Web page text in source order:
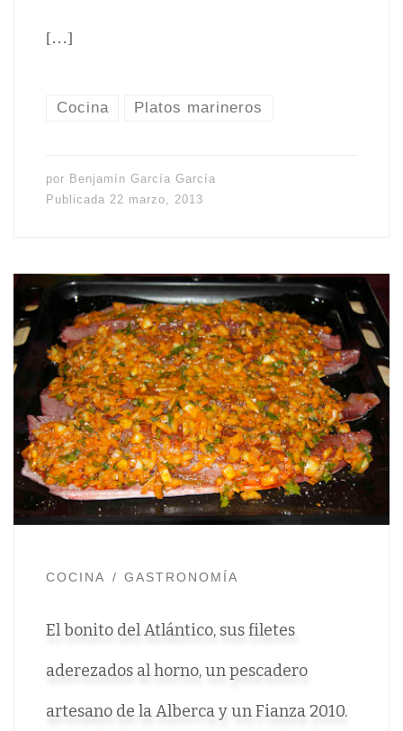
[…]
Cocina Platos marineros
por Benjamín García García
Publicada 22 marzo, 2013
COCINA GASTRONOMÍA
El bonito del Atlántico, sus filetes
aderezados al horno, un pescadero
artesano de la Alberca y un Fianza 2010.